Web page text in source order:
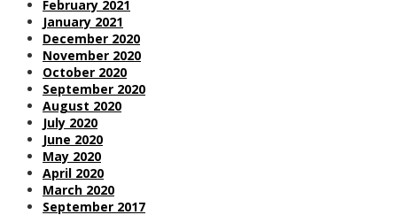
February 2021
January 2021
December 2020
November 2020
October 2020
September 2020
August 2020
July 2020
June 2020
May 2020
April 2020
March 2020
September 2017